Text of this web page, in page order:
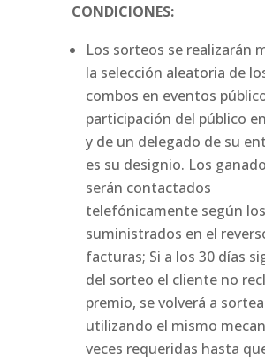
CONDICIONES:
Los sorteos se realizarán
la selección aleatoria de
combos en eventos
participación del público
y de un delegado de su
es su designio. Los
serán contactados
telefónicamente según
suministrados en el
facturas; Si a los 30 días
del sorteo el cliente no
premio, se volverá a
utilizando el mismo
veces requeridas hasta